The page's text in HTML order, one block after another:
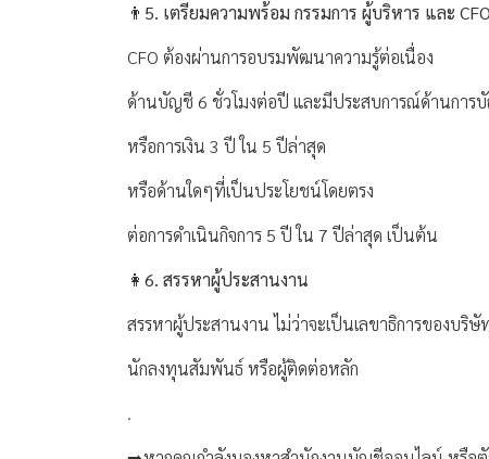
👨‍5. เตรียมความพร้อม กรรมการ ผู้บริหาร และ CFO
CFO ต้องผ่านการอบรมพัฒนาความรู้ต่อเนื่อง
ด้านบัญชี 6 ชั่วโมงต่อปี และมีประสบการณ์ด้านการ
หรือการเงิน 3 ปี ใน 5 ปีล่าสุด
หรือด้านใดๆที่เป็นประโยชน์โดยตรง
ต่อการดำเนินกิจการ 5 ปี ใน 7 ปีล่าสุด เป็นต้น
👩‍6. สรรหาผู้ประสานงาน
สรรหาผู้ประสานงาน ไม่ว่าจะเป็นเลขาธิการของบริษั
นักลงทุนสัมพันธ์ หรือผู้ติดต่อหลัก
.